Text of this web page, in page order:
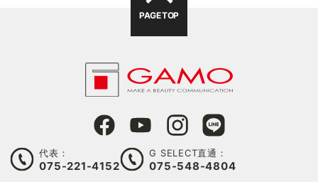
PAGE TOP
代表：
075-221-4152
G SELECT直通：
075-548-4804